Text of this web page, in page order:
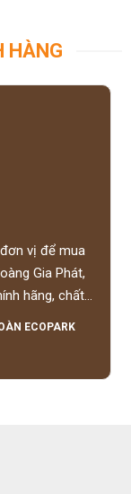
HÀNG
vị để mua
Gia Phát,
hãng, chất
tình.
ECOPARK